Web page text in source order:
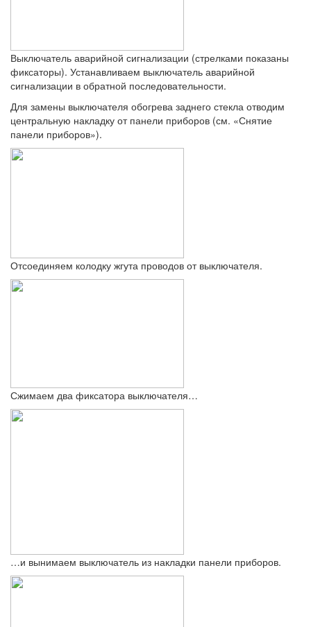
Выключатель аварийной сигнализации (стрелками показаны
фиксаторы). Устанавливаем выключатель аварийной
сигнализации в обратной последовательности.
Для замены выключателя обогрева заднего стекла отводим
центральную накладку от панели приборов (см. «Снятие
панели приборов»).
Отсоединяем колодку жгута проводов от выключателя.
Сжимаем два фиксатора выключателя…
…и вынимаем выключатель из накладки панели приборов.